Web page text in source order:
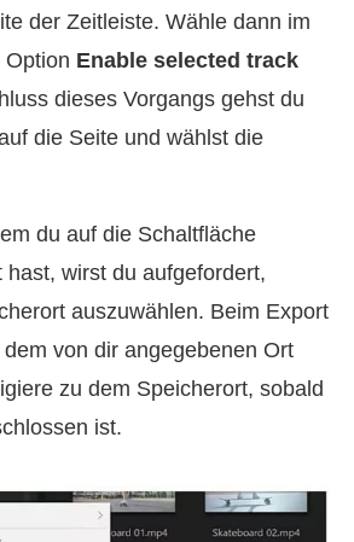
der Zeitleiste. Wähle dann im
Option Enable selected track
dieses Vorgangs gehst du
die Seite und wählst die
du auf die Schaltfläche
hast, wirst du aufgefordert,
auszuwählen. Beim Export
von dir angegebenen Ort
zu dem Speicherort, sobald
ist.